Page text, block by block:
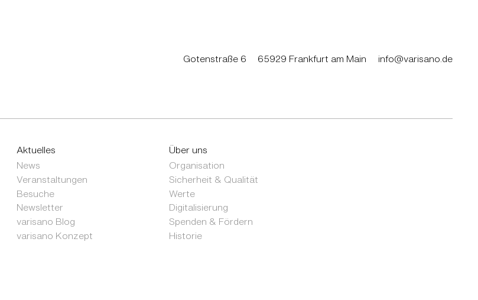
Gotenstraße 6 65929 Frankfurt am Main info@varisano.de
Aktuelles
News
Veranstaltungen
Besuche
Newsletter
varisano Blog
varisano Konzept
Über uns
Organisation
Sicherheit & Qualität
Werte
Digitalisierung
Spenden & Fördern
Historie